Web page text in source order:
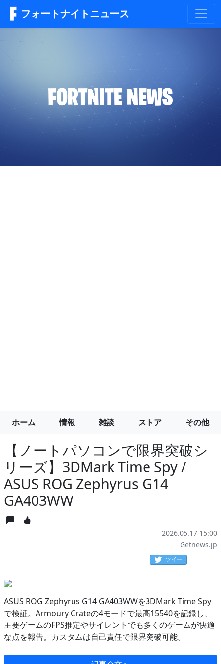
フォートナイトニュース
ホーム 情報 雑談 ストア その他
【ノートパソコンで限界突破シ
リーズ】3DMark Time Spy /
ASUS ROG Zephyrus G14
GA403WW
2026.05.17 15:00
Getnews.jp
ツイート
ASUS ROG Zephyrus G14 GA403WWを3DMark Time Spy
で検証。Armoury Crateの4モードで最高15540を記録し、
主要ゲームのFPS推定やサイレントでも多くのゲームが快適
な点を報告。カスタムは自己責任で限界突破可能。